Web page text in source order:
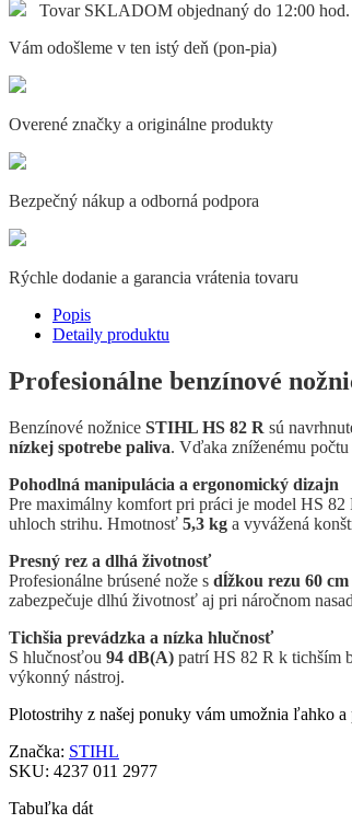
Tovar SKLADOM objednaný do 12:00 hod.
Vám odošleme v ten istý deň (pon-pia)
Overené značky a originálne produkty
Bezpečný nákup a odborná podpora
Rýchle dodanie a garancia vrátenia tovaru
Popis
Detaily produktu
Profesionálne benzínové
Benzínové nožnice STIHL HS 82 R sú
nízkej spotrebe paliva. Vďaka zníženému
Pohodlná manipulácia a ergonomický dizajn
Pre maximálny komfort pri práci je model HS 82
uhloch strihu. Hmotnosť 5,3 kg a vyvážená
Presný rez a dlhá životnosť
Profesionálne brúsené nože s dĺžkou rezu 60 cm
zabezpečuje dlhú životnosť aj pri náročnom
Tichšia prevádzka a nízka hlučnosť
S hlučnosťou 94 dB(A) patrí HS 82 R k tichším
výkonný nástroj.
Plotostrihy z našej ponuky vám umožnia ľahko
Značka: STIHL
SKU: 4237 011 2977
Tabuľka dát